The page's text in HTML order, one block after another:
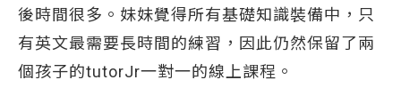
後時間很多。妹妹覺得所有基礎知識裝備中，只
有英文最需要長時間的練習，因此仍然保留了兩
個孩子的tutorJr一對一的線上課程。